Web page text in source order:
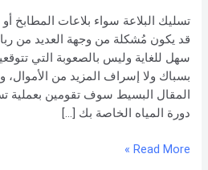
تسليك البلاعة سواء بلاعات المطابخ
قد يكون مُشكلة من وجهة العديد من
سهل للغاية وليس بالصعوبة التي
بسباك ولا إسراف المزيد من
المقال البسيط سوف تقومين بعملية
دورة المياه الخاصة بك […]
Read More »